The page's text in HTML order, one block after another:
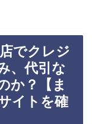
でクレジ
、代引な
か？【ま
イトを確